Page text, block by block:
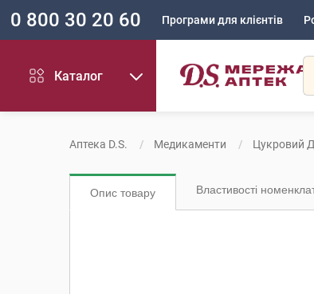
0 800 30 20 60 Програми для клієнтів
Каталог
Аптека D.S. Медикаменти Цукровий
Опис товару Властивості